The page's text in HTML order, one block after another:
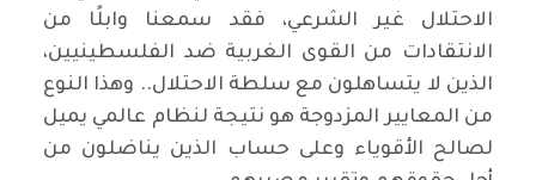
الاحتلال غير الشرعي، فقد سمعنا وابلًا من
الانتقادات من القوى الغربية ضد الفلسطينيين،
الذين لا يتساهلون مع سلطة الاحتلال.. وهذا النوع
من المعايير المزدوجة هو نتيجة لنظام عالمي يميل
لصالح الأقوياء وعلى حساب الذين يناضلون من